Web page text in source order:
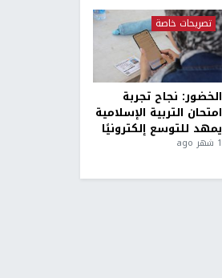
تصريحات خاصة
الخضور: نجاح تجربة
امتحان التربية الإسلامية
يمهد للتوسع إلكترونيًا
1 شهر ago